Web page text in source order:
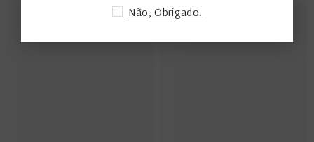
Não, Obrigado.